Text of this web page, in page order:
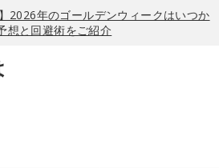
2026年のゴールデンウィークはいつか
想と回避術をご紹介